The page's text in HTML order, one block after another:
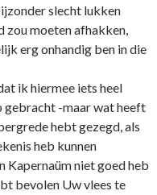
slecht lukken
zou moeten afhakken,
erg onhandig ben in die
ik hiermee iets heel
gebracht -maar wat heeft
hebt gezegd, als
heb kunnen
Kapernaüm niet goed heb
bevolen Uw vlees te